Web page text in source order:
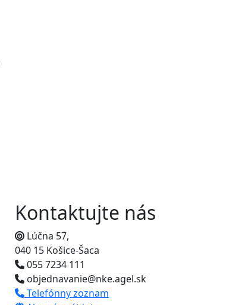
Kontaktujte nás
Lúčna 57,
040 15 Košice-Šaca
055 7234 111
objednavanie@nke.agel.sk
Telefónny zoznam